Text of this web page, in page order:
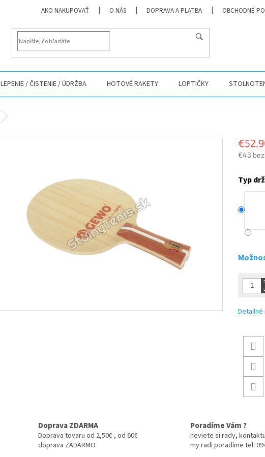
AKO NAKUPOVAŤ O NÁS DOPRAVA A PLATBA OBCHODNÉ
LEPENIE / ČISTENIE / ÚDRŽBA HOTOVÉ RAKETY LOPTIČKY
€43 bez
cena:
Typ
Doprava ZDARMA
Doprava tovaru od 2,50€ , od 60€
doprava ZADARMO
Poradíme Vám ?
neviete si rady,
my radi poradíme tel: